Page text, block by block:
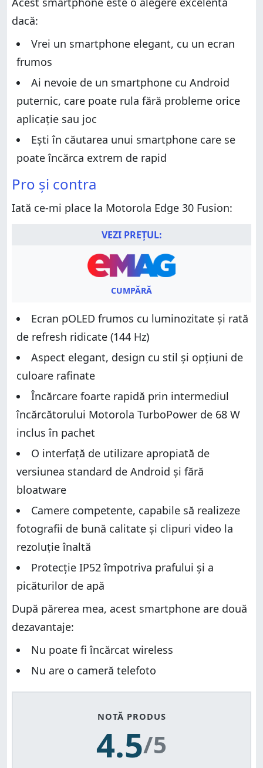
Design și calitatea construcției
Specificații hardware
Experiența de utilizare a smartphone-ului Motorola
Edge 30 Fusion
Edge 30 Fusion
Android 12 și aplicațiile incluse
Performanța în benchmarkuri
Îți place Motorola Edge 30 Fusion?
Despachetarea lui Motorola Edge 30 Fusion
Design și calitatea construcției
Specificații hardware
Experiența de utilizare a smartphone-ului Motorola
Edge 30 Fusion
Experiența de utilizare a camerelor pe Motorola
Edge 30 Fusion
Android 12 și aplicațiile incluse
Îți place Motorola Edge 30 Fusion?
dacă:
Vrei un smartphone elegant, cu un ecran
frumos
Ai nevoie de un smartphone cu Android
puternic, care poate rula fără probleme orice
aplicație sau joc
Ești în căutarea unui smartphone care se
poate încărca extrem de rapid
Pro și contra
Iată ce-mi place la Motorola Edge 30 Fusion:
VEZI PREȚUL:
CUMPĂRĂ
Ecran pOLED frumos cu luminozitate și rată
de refresh ridicate (144 Hz)
Aspect elegant, design cu stil și opțiuni de
culoare rafinate
Încărcare foarte rapidă prin intermediul
încărcătorului Motorola TurboPower de 68 W
inclus în pachet
O interfață de utilizare apropiată de
versiunea standard de Android și fără
bloatware
Camere competente, capabile să realizeze
fotografii de bună calitate și clipuri video la
rezoluție înaltă
Protecție IP52 împotriva prafului și a
picăturilor de apă
După părerea mea, acest smartphone are două
dezavantaje:
Nu poate fi încărcat wireless
Nu are o cameră telefoto
NOTĂ PRODUS
4.5/5